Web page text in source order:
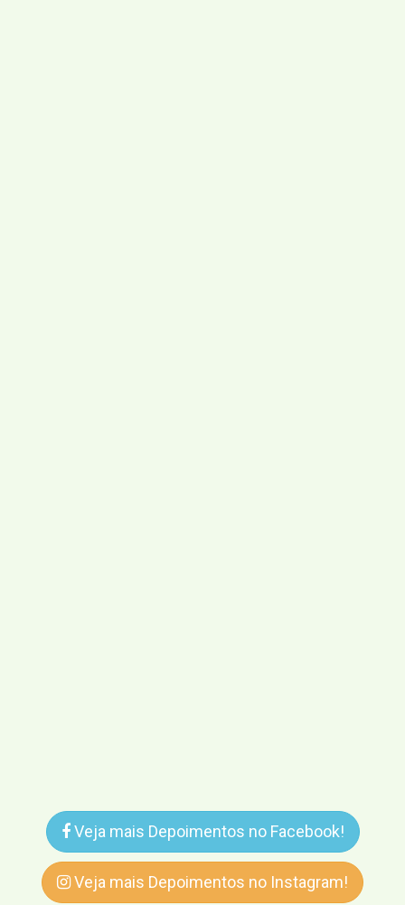
Veja mais Depoimentos no Facebook!
Veja mais Depoimentos no Instagram!